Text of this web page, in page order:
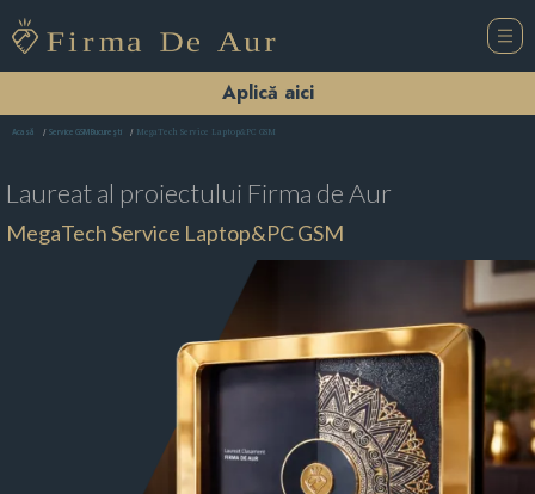
Aplică aici
Acasă Service GSM Bucureşti MegaTech Service Laptop&PC GSM
Laureat al proiectului Firma de Aur
MegaTech Service Laptop&PC GSM